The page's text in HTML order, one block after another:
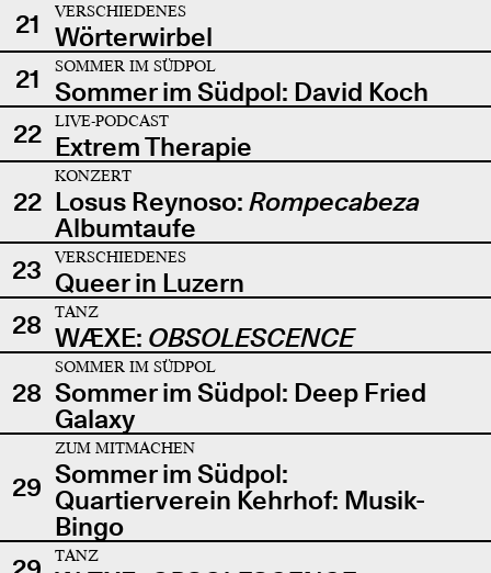
21
VERSCHIEDENES
Wörterwirbel
21
SOMMER IM SÜDPOL
Sommer im Südpol: David Koch
22
LIVE-PODCAST
Extrem Therapie
22
KONZERT
Losus Reynoso: Rompecabeza
Albumtaufe
23
VERSCHIEDENES
Queer in Luzern
28
TANZ
WÆXE: OBSOLESCENCE
28
SOMMER IM SÜDPOL
Sommer im Südpol: Deep Fried
Galaxy
29
ZUM MITMACHEN
Sommer im Südpol:
Quartierverein Kehrhof: Musik-
Bingo
TANZ